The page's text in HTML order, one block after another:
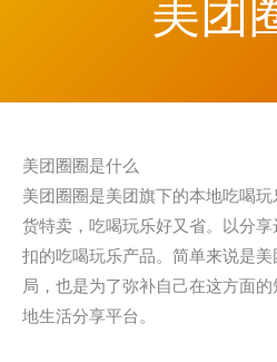
美团
美团圈圈是什么
美团圈圈是美团旗下的本地吃喝
货特卖，吃喝玩乐好又省。以分
扣的吃喝玩乐产品。简单来说是
局，也是为了弥补自己在这方面
地生活分享平台。